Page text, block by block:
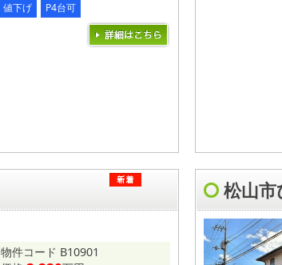
値下げ P4台可
物件コード B10901
松山